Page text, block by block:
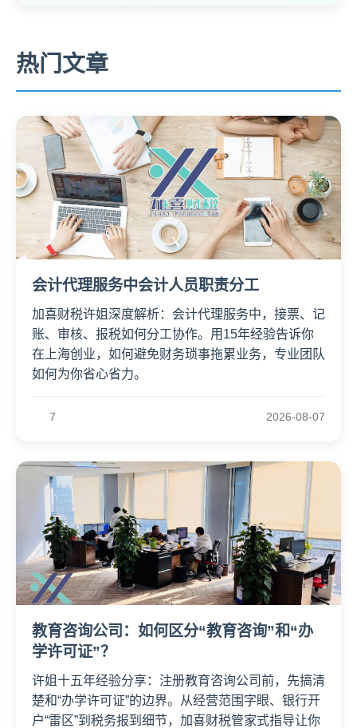
热门文章
会计代理服务中会计人员职责分工
加喜财税许姐深度解析：会计代理服务中，接票、记
账、审核、报税如何分工协作。用15年经验告诉你
在上海创业，如何避免财务琐事拖累业务，专业团队
如何为你省心省力。
7 2026-08-07
教育咨询公司：如何区分“教育咨询”和“办
学许可证”？
许姐十五年经验分享：注册教育咨询公司前，先搞清
楚和“办学许可证”的边界。从经营范围字眼、银行开
户“雷区”到税务报到细节，加喜财税管家式指导让你